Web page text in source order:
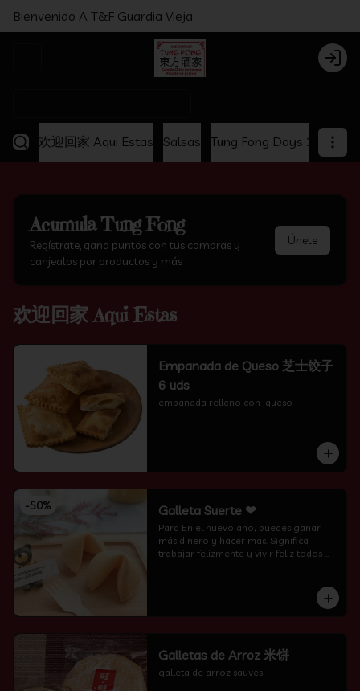
Bienvenido A T&F Guardia Vieja
Login
欢迎回家 Aqui Estas Salsas Tung Fong Days 2x1
AcumulaTung Fong
Regístrate, gana puntos con tus compras y
canjealos por productos y más
Únete
欢迎回家 Aqui Estas
Empanada de Queso 芝士饺子
6 uds
empanada relleno con  queso
-50% Galleta Suerte ❤
Para En el nuevo año, puedes ganar
más dinero y hacer más. Significa
trabajar felizmente y vivir feliz todos
Galletas de Arroz 米饼
galleta de arroz sauves